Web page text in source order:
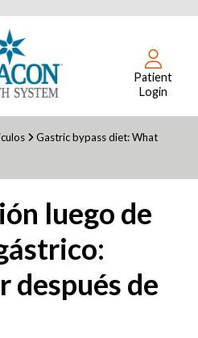
Patient
Login
Gastric bypass diet: What
luego de
después de